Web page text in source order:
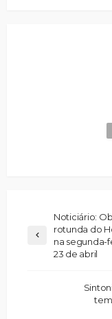
Noticiário:
rotunda do
na segunda-
23 de abril